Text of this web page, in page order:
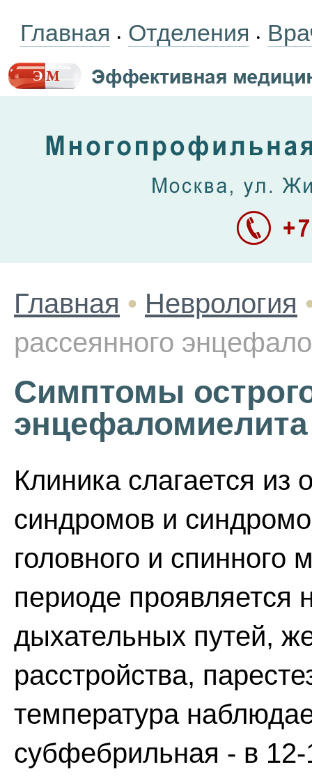
Главная • Отделения •
Главная • Неврология
рассеянного
Симптомы
энцефаломиелита
Клиника слагается
синдромов и
головного и
периоде проявляется
дыхательных путей,
расстройства,
температура
субфебрильная - в